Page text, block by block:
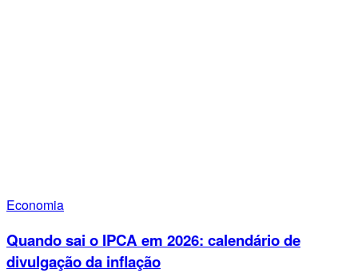
Economia
Quando sai o IPCA em 2026: calendário de
divulgação da inflação